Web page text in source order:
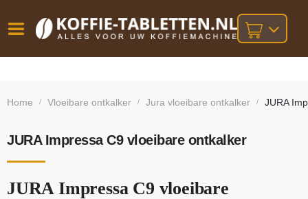
besteld,
bij orders
Home / Vloeibare ontkalker / Jura vloeibare ontkalker / JURA
JURA Impressa C9 vloeibare ontkalker
JURA Impressa C9 vloeibare